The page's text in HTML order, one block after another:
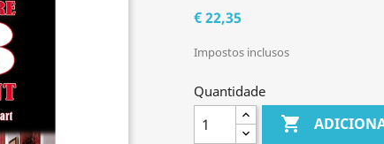
€ 22,35
Impostos inclusos
Quantidade
